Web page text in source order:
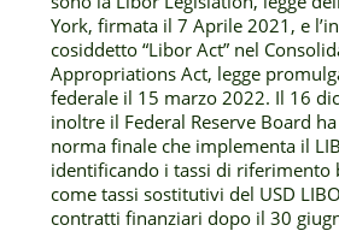
York, firmata il 7 Aprile 2021, e
cosiddetto “Libor Act” nel
Appropriations Act, legge
federale il 15 marzo 2022. Il 16
inoltre il Federal Reserve Board
norma finale che implementa il
identificando i tassi di riferimento
come tassi sostitutivi del USD
contratti finanziari dopo il 30